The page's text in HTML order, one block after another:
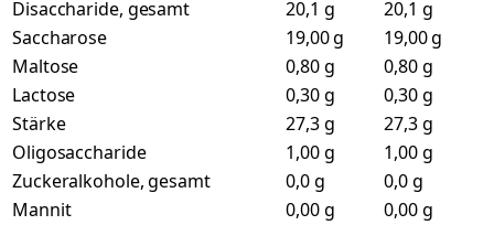
Disaccharide, gesamt
20,1 g
20,1 g
Saccharose
19,00 g
19,00 g
Maltose
0,80 g
0,80 g
Lactose
0,30 g
0,30 g
Stärke
27,3 g
27,3 g
Oligosaccharide
1,00 g
1,00 g
Zuckeralkohole, gesamt
0,0 g
0,0 g
Mannit
0,00 g
0,00 g